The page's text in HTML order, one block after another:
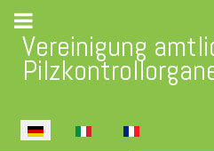
Vereinigung
Sprache auswählen